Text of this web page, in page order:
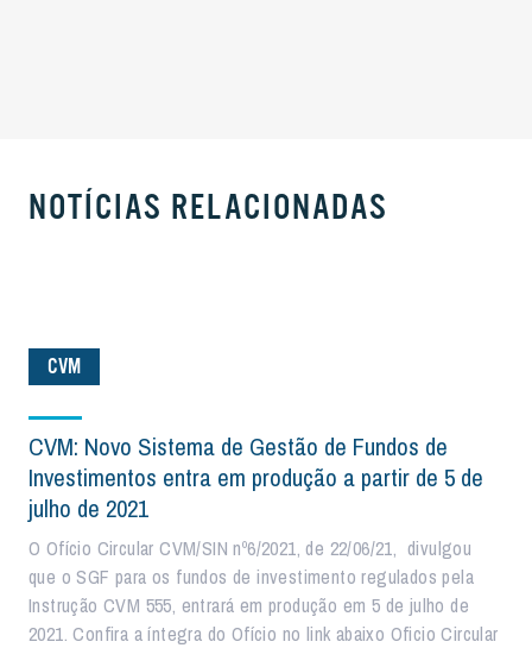
NOTÍCIAS RELACIONADAS
CVM
CVM: Novo Sistema de Gestão de Fundos de
Investimentos entra em produção a partir de 5 de
julho de 2021
O Ofício Circular CVM/SIN nº6/2021, de 22/06/21, divulgou
que o SGF para os fundos de investimento regulados pela
Instrução CVM 555, entrará em produção em 5 de julho de
2021. Confira a íntegra do Ofício no link abaixo Oficio Circular